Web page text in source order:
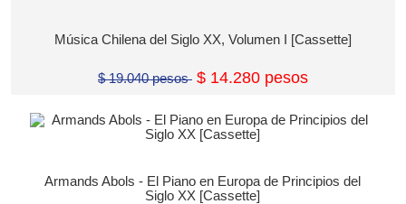
Música Chilena del Siglo XX, Volumen I [Cassette]
$ 19.040 pesos $ 14.280 pesos
Armands Abols - El Piano en Europa de Principios del
Siglo XX [Cassette]